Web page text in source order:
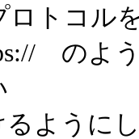
トコル
のよう
ようにし